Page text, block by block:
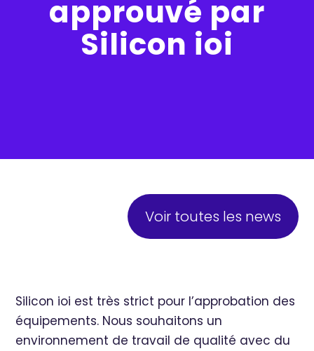
approuvé par
Silicon ioi
Voir toutes les news
Silicon ioi est très strict pour l’approbation des
équipements. Nous souhaitons un
environnement de travail de qualité avec du